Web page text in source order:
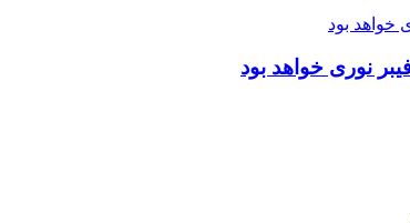
نوری خواهد بود